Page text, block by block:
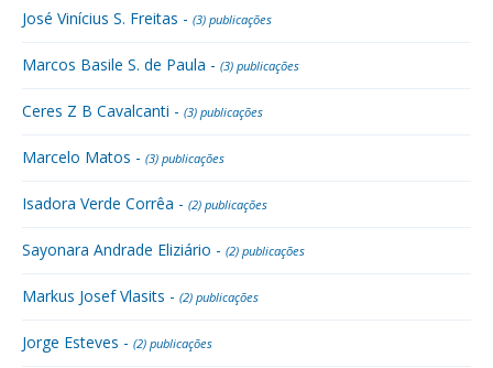
José Vinícius S. Freitas - (3) publicações
Marcos Basile S. de Paula - (3) publicações
Ceres Z B Cavalcanti - (3) publicações
Marcelo Matos - (3) publicações
Isadora Verde Corrêa - (2) publicações
Sayonara Andrade Eliziário - (2) publicações
Markus Josef Vlasits - (2) publicações
Jorge Esteves - (2) publicações